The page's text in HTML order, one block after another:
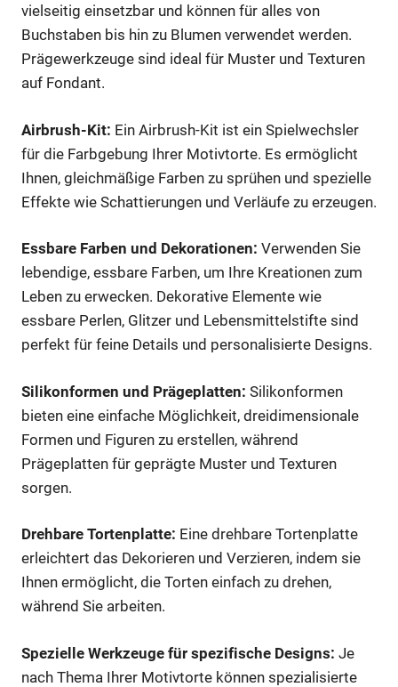
vielseitig einsetzbar und können für alles von
Buchstaben bis hin zu Blumen verwendet werden.
Prägewerkzeuge sind ideal für Muster und Texturen
auf Fondant.
Airbrush-Kit: Ein Airbrush-Kit ist ein Spielwechsler
für die Farbgebung Ihrer Motivtorte. Es ermöglicht
Ihnen, gleichmäßige Farben zu sprühen und spezielle
Effekte wie Schattierungen und Verläufe zu erzeugen.
Essbare Farben und Dekorationen: Verwenden Sie
lebendige, essbare Farben, um Ihre Kreationen zum
Leben zu erwecken. Dekorative Elemente wie
essbare Perlen, Glitzer und Lebensmittelstifte sind
perfekt für feine Details und personalisierte Designs.
Silikonformen und Prägeplatten: Silikonformen
bieten eine einfache Möglichkeit, dreidimensionale
Formen und Figuren zu erstellen, während
Prägeplatten für geprägte Muster und Texturen
sorgen.
Drehbare Tortenplatte: Eine drehbare Tortenplatte
erleichtert das Dekorieren und Verzieren, indem sie
Ihnen ermöglicht, die Torten einfach zu drehen,
während Sie arbeiten.
Spezielle Werkzeuge für spezifische Designs: Je
nach Thema Ihrer Motivtorte können spezialisierte